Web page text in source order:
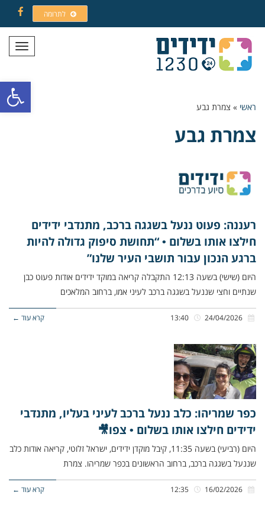
פתח
לתרומה
תפריט
ראשי » צמרת גבע
צמרת גבע
רעננה: פעוט ננעל בשגגה ברכב, מתנדבי ידידים
חילצו אותו בשלום • “תחושת סיפוק גדולה להיות
ברגע הנכון עבור תושבי העיר שלנו”
היום (שישי) בשעה 12:13 התקבלה קריאה במוקד ידידים אודות פעוט כבן
שנתיים וחצי שננעל בשגגה ברכב לעיני אמו, ברחוב המלאכים
קרא עוד ←
כפר שמריהו: כלב ננעל ברכב לעיני בעליו, מתנדבי
ידידים חילצו אותו בשלום • צפו🎥
היום (רביעי) בשעה 11:35, קיבל מוקדן ידידים, ישראל זלוטי, קריאה אודות כלב
שננעל בשגגה ברכב, ברחוב הראשונים בכפר שמריהו. צמרת
קרא עוד ←